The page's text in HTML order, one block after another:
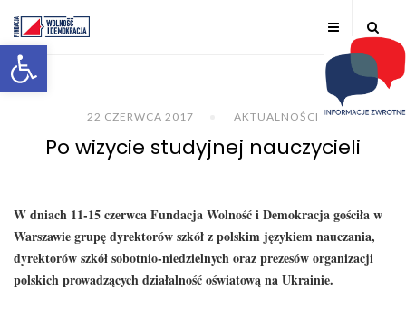
Otwórz pasek narzędzi
22 CZERWCA 2017 AKTUALNOŚCI
Po wizycie studyjnej nauczycieli
W dniach 11-15 czerwca Fundacja Wolność i Demokracja gościła w
Warszawie grupę dyrektorów szkół z polskim językiem nauczania,
dyrektorów szkół sobotnio-niedzielnych oraz prezesów organizacji
polskich prowadzących działalność oświatową na Ukrainie.